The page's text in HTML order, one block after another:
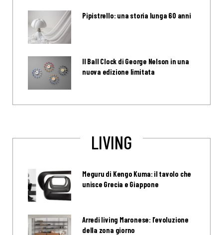
Pipistrello: una storia lunga 60 anni
Il Ball Clock di George Nelson in una
nuova edizione limitata
LIVING
Meguru di Kengo Kuma: il tavolo che
unisce Grecia e Giappone
Arredi living Maronese: l’evoluzione
della zona giorno